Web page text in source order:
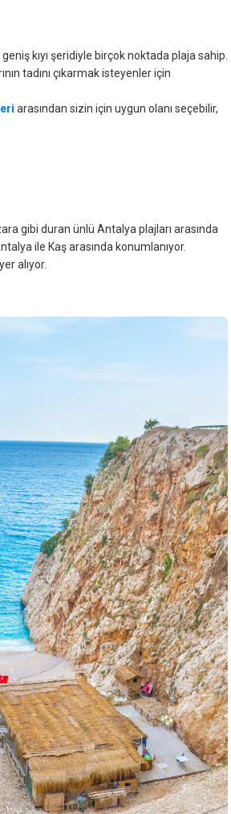
kıyı şeridiyle birçok noktada plaja sahip.
tadını çıkarmak isteyenler için
arasından sizin için uygun olanı seçebilir,
gibi duran ünlü Antalya plajları arasında
ile Kaş arasında konumlanıyor.
alıyor.